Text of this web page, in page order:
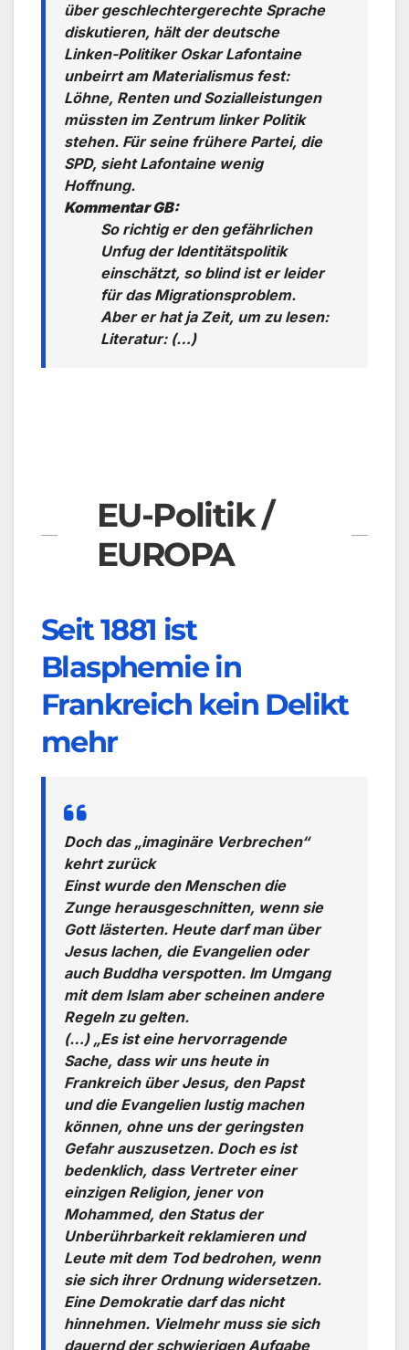
über geschlechtergerechte Sprache
diskutieren, hält der deutsche
Linken-Politiker Oskar Lafontaine
unbeirrt am Materialismus fest:
Löhne, Renten und Sozialleistungen
müssten im Zentrum linker Politik
stehen. Für seine frühere Partei, die
SPD, sieht Lafontaine wenig
Hoffnung.
Kommentar GB:
So richtig er den gefährlichen
Unfug der Identitätspolitik
einschätzt, so blind ist er leider
für das Migrationsproblem.
Aber er hat ja Zeit, um zu lesen:
Literatur: (…)
EU-Politik /
EUROPA
Seit 1881 ist
Blasphemie in
Frankreich kein Delikt
mehr
Doch das „imaginäre Verbrechen“
kehrt zurück
Einst wurde den Menschen die
Zunge herausgeschnitten, wenn sie
Gott lästerten. Heute darf man über
Jesus lachen, die Evangelien oder
auch Buddha verspotten. Im Umgang
mit dem Islam aber scheinen andere
Regeln zu gelten.
(…) „Es ist eine hervorragende
Sache, dass wir uns heute in
Frankreich über Jesus, den Papst
und die Evangelien lustig machen
können, ohne uns der geringsten
Gefahr auszusetzen. Doch es ist
bedenklich, dass Vertreter einer
einzigen Religion, jener von
Mohammed, den Status der
Unberührbarkeit reklamieren und
Leute mit dem Tod bedrohen, wenn
sie sich ihrer Ordnung widersetzen.
Eine Demokratie darf das nicht
hinnehmen. Vielmehr muss sie sich
dauernd der schwierigen Aufgabe